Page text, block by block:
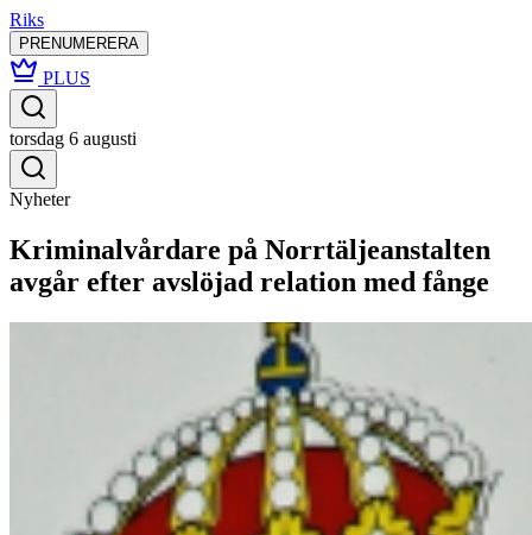
Riks
PRENUMERERA
PLUS
torsdag 6 augusti
Nyheter
Kriminalvårdare på Norrtäljeanstalten
avgår efter avslöjad relation med fånge